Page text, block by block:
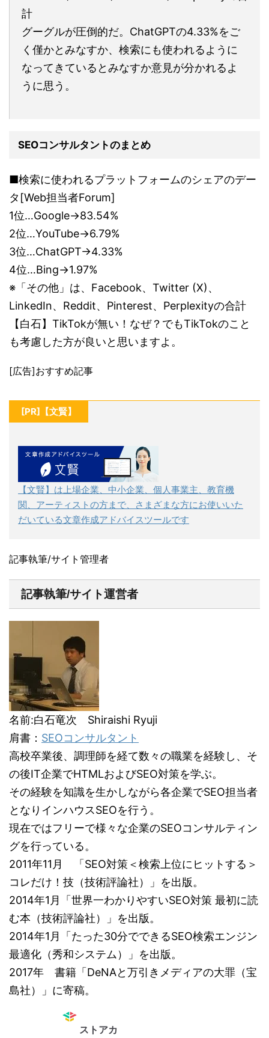
計
グーグルが圧倒的だ。ChatGPTの4.33%をご
く僅かとみなすか、検索にも使われるように
なってきているとみなすか意見が分かれるよ
うに思う。
SEOコンサルタントのまとめ
■検索に使われるプラットフォームのシェアのデー
タ[Web担当者Forum]
1位…Google→83.54%
2位…YouTube→6.79%
3位…ChatGPT→4.33%
4位…Bing→1.97%
※「その他」は、Facebook、Twitter (X)、
LinkedIn、Reddit、Pinterest、Perplexityの合計
【白石】TikTokが無い！なぜ？でもTikTokのこと
も考慮した方が良いと思いますよ。
[広告]おすすめ記事
[PR]【文賢】
【文賢】は上場企業、中小企業、個人事業主、教育機
関、アーティストの方まで、さまざまな方にお使いいた
だいている文章作成アドバイスツールです
記事執筆/サイト管理者
記事執筆/サイト運営者
名前:白石竜次 Shiraishi Ryuji
肩書： SEOコンサルタント
高校卒業後、調理師を経て数々の職業を経験し、そ
の後IT企業でHTMLおよびSEO対策を学ぶ。
その経験を知識を生かしながら各企業でSEO担当者
となりインハウスSEOを行う。
現在ではフリーで様々な企業のSEOコンサルティン
グを行っている。
2011年11月 「SEO対策＜検索上位にヒットする＞
コレだけ！技（技術評論社）」を出版。
2014年1月「世界一わかりやすいSEO対策 最初に読
む本（技術評論社）」を出版。
2014年1月「たった30分でできるSEO検索エンジン
最適化（秀和システム）」を出版。
2017年 書籍「DeNAと万引きメディアの大罪（宝
島社）」に寄稿。
ストアカ